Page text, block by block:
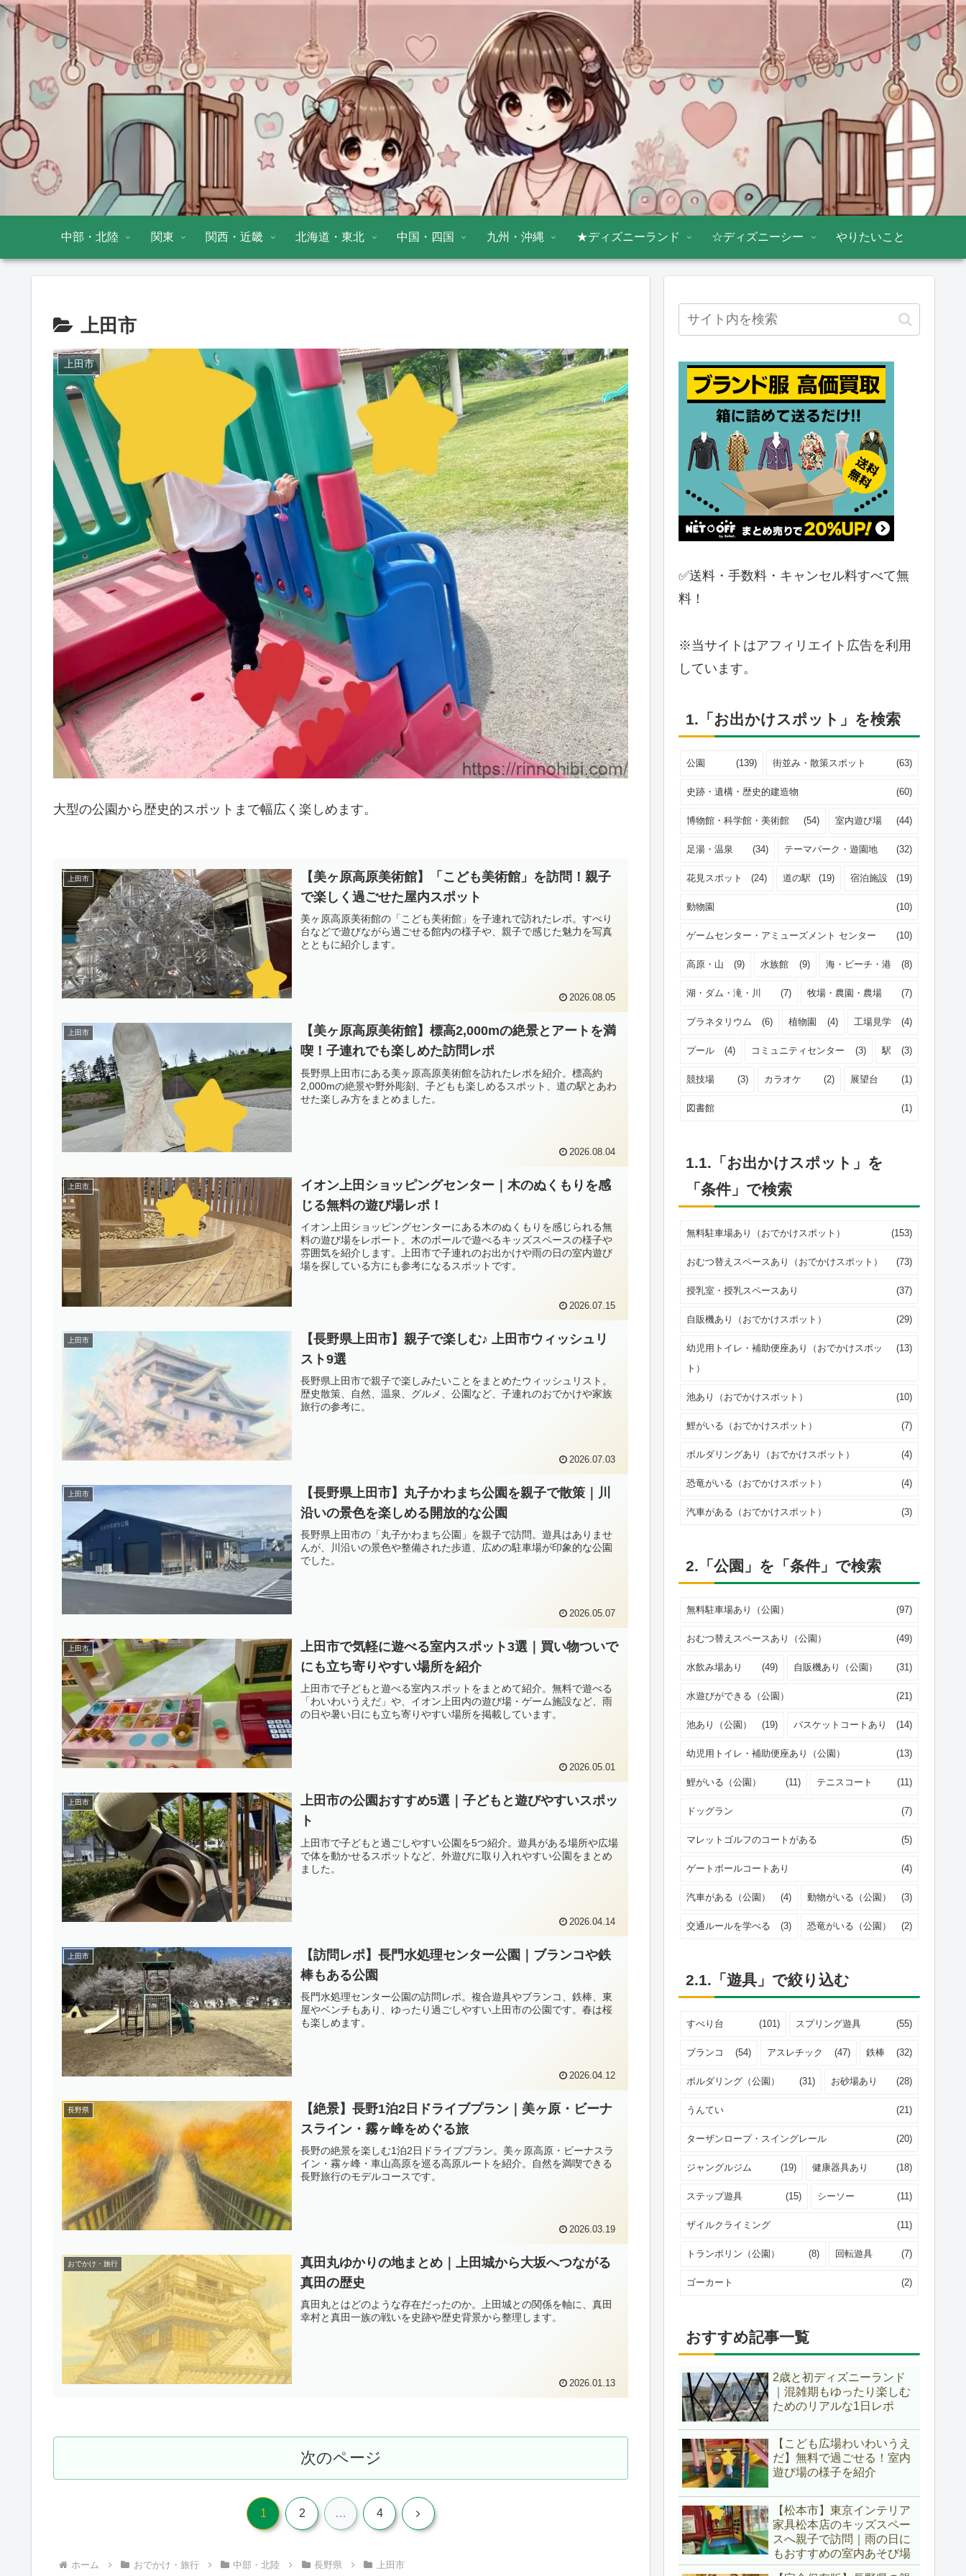
中部・北陸 関東 関西・近畿 北海道・東北 中国・四国 九州・沖縄 ★ディズニーランド ☆ディズニーシー やりたいこと
上田市
上田市
大型の公園から歴史的スポットまで幅広く楽しめます。
上田市
【美ヶ原高原美術館】「こども美術館」を訪問！親子
で楽しく過ごせた屋内スポット
美ヶ原高原美術館の「こども美術館」を子連れで訪れたレポ。すべり
台などで遊びながら過ごせる館内の様子や、親子で感じた魅力を写真
とともに紹介します。
2026.08.05
上田市
【美ヶ原高原美術館】標高2,000mの絶景とアートを満
喫！子連れでも楽しめた訪問レポ
長野県上田市にある美ヶ原高原美術館を訪れたレポを紹介。標高約
2,000mの絶景や野外彫刻、子どもも楽しめるスポット、道の駅とあわ
せた楽しみ方をまとめました。
2026.08.04
上田市
イオン上田ショッピングセンター｜木のぬくもりを感
じる無料の遊び場レポ！
イオン上田ショッピングセンターにある木のぬくもりを感じられる無
料の遊び場をレポート。木のボールで遊べるキッズスペースの様子や
雰囲気を紹介します。上田市で子連れのお出かけや雨の日の室内遊び
場を探している方にも参考になるスポットです。
2026.07.15
上田市
【長野県上田市】親子で楽しむ♪ 上田市ウィッシュリ
スト9選
長野県上田市で親子で楽しみたいことをまとめたウィッシュリスト。
歴史散策、自然、温泉、グルメ、公園など、子連れのおでかけや家族
旅行の参考に。
2026.07.03
上田市
【長野県上田市】丸子かわまち公園を親子で散策｜川
沿いの景色を楽しめる開放的な公園
長野県上田市の「丸子かわまち公園」を親子で訪問。遊具はありませ
んが、川沿いの景色や整備された歩道、広めの駐車場が印象的な公園
でした。
2026.05.07
上田市
上田市で気軽に遊べる室内スポット3選｜買い物ついで
にも立ち寄りやすい場所を紹介
上田市で子どもと遊べる室内スポットをまとめて紹介。無料で遊べる
「わいわいうえだ」や、イオン上田内の遊び場・ゲーム施設など、雨
の日や暑い日にも立ち寄りやすい場所を掲載しています。
2026.05.01
上田市
上田市の公園おすすめ5選｜子どもと遊びやすいスポッ
ト
上田市で子どもと過ごしやすい公園を5つ紹介。遊具がある場所や広場
で体を動かせるスポットなど、外遊びに取り入れやすい公園をまとめ
ました。
2026.04.14
上田市
【訪問レポ】長門水処理センター公園｜ブランコや鉄
棒もある公園
長門水処理センター公園の訪問レポ。複合遊具やブランコ、鉄棒、東
屋やベンチもあり、ゆったり過ごしやすい上田市の公園です。春は桜
も楽しめます。
2026.04.12
長野県
【絶景】長野1泊2日ドライブプラン｜美ヶ原・ビーナ
スライン・霧ヶ峰をめぐる旅
長野の絶景を楽しむ1泊2日ドライブプラン。美ヶ原高原・ビーナスラ
イン・霧ヶ峰・車山高原を巡る高原ルートを紹介。自然を満喫できる
長野旅行のモデルコースです。
2026.03.19
おでかけ・旅行
真田丸ゆかりの地まとめ｜上田城から大坂へつながる
真田の歴史
真田丸とはどのような存在だったのか。上田城との関係を軸に、真田
幸村と真田一族の戦いを史跡や歴史背景から整理します。
2026.01.13
次のページ
1 2 … 4 次
ホーム おでかけ・旅行 中部・北陸 長野県 上田市
✅送料・手数料・キャンセル料すべて無
料！
※当サイトはアフィリエイト広告を利用
しています。
1.「お出かけスポット」を検索
公園 (139) 街並み・散策スポット (63)
史跡・遺構・歴史的建造物 (60)
博物館・科学館・美術館 (54) 室内遊び場 (44)
足湯・温泉 (34) テーマパーク・遊園地 (32)
花見スポット (24) 道の駅 (19) 宿泊施設 (19)
動物園 (10)
ゲームセンター・アミューズメント センター (10)
高原・山 (9) 水族館 (9) 海・ビーチ・港 (8)
湖・ダム・滝・川 (7) 牧場・農園・農場 (7)
プラネタリウム (6) 植物園 (4) 工場見学 (4)
プール (4) コミュニティセンター (3) 駅 (3)
競技場 (3) カラオケ (2) 展望台 (1)
図書館 (1)
1.1.「お出かけスポット」を
「条件」で検索
無料駐車場あり（おでかけスポット） (153)
おむつ替えスペースあり（おでかけスポット） (73)
授乳室・授乳スペースあり (37)
自販機あり（おでかけスポット） (29)
幼児用トイレ・補助便座あり（おでかけスポッ
ト）
(13)
池あり（おでかけスポット） (10)
鯉がいる（おでかけスポット） (7)
ボルダリングあり（おでかけスポット） (4)
恐竜がいる（おでかけスポット） (4)
汽車がある（おでかけスポット） (3)
2.「公園」を「条件」で検索
無料駐車場あり（公園） (97)
おむつ替えスペースあり（公園） (49)
水飲み場あり (49) 自販機あり（公園） (31)
水遊びができる（公園） (21)
池あり（公園） (19) バスケットコートあり (14)
幼児用トイレ・補助便座あり（公園） (13)
鯉がいる（公園） (11) テニスコート (11)
ドッグラン (7)
マレットゴルフのコートがある (5)
ゲートボールコートあり (4)
汽車がある（公園） (4) 動物がいる（公園） (3)
交通ルールを学べる (3) 恐竜がいる（公園） (2)
2.1.「遊具」で絞り込む
すべり台 (101) スプリング遊具 (55)
ブランコ (54) アスレチック (47) 鉄棒 (32)
ボルダリング（公園） (31) お砂場あり (28)
うんてい (21)
ターザンロープ・スイングレール (20)
ジャングルジム (19) 健康器具あり (18)
ステップ遊具 (15) シーソー (11)
ザイルクライミング (11)
トランポリン（公園） (8) 回転遊具 (7)
ゴーカート (2)
おすすめ記事一覧
2歳と初ディズニーランド
｜混雑期もゆったり楽しむ
ためのリアルな1日レポ
【こども広場わいわいうえ
だ】無料で過ごせる！室内
遊び場の様子を紹介
【松本市】東京インテリア
家具松本店のキッズスペー
スへ親子で訪問｜雨の日に
もおすすめの室内あそび場